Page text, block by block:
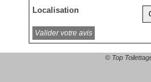
Localisation
© Top